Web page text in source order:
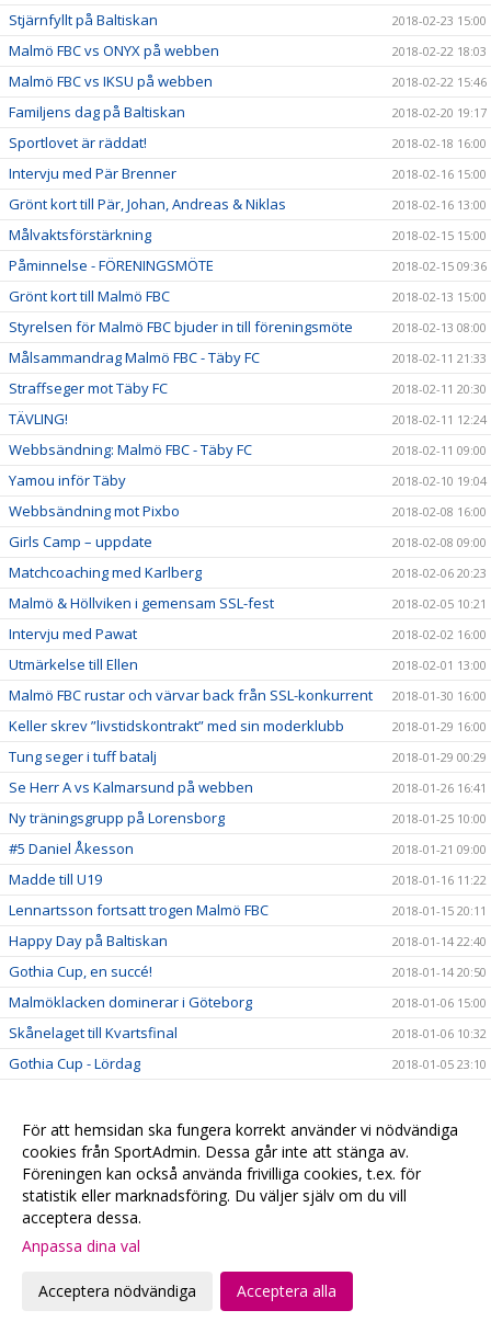
Stjärnfyllt på Baltiskan 2018-02-23 15:00
Malmö FBC vs ONYX på webben 2018-02-22 18:03
Malmö FBC vs IKSU på webben 2018-02-22 15:46
Familjens dag på Baltiskan 2018-02-20 19:17
Sportlovet är räddat! 2018-02-18 16:00
Intervju med Pär Brenner 2018-02-16 15:00
Grönt kort till Pär, Johan, Andreas & Niklas 2018-02-16 13:00
Målvaktsförstärkning 2018-02-15 15:00
Påminnelse - FÖRENINGSMÖTE 2018-02-15 09:36
Grönt kort till Malmö FBC 2018-02-13 15:00
Styrelsen för Malmö FBC bjuder in till föreningsmöte 2018-02-13 08:00
Målsammandrag Malmö FBC - Täby FC 2018-02-11 21:33
Straffseger mot Täby FC 2018-02-11 20:30
TÄVLING! 2018-02-11 12:24
Webbsändning: Malmö FBC - Täby FC 2018-02-11 09:00
Yamou inför Täby 2018-02-10 19:04
Webbsändning mot Pixbo 2018-02-08 16:00
Girls Camp – uppdate 2018-02-08 09:00
Matchcoaching med Karlberg 2018-02-06 20:23
Malmö & Höllviken i gemensam SSL-fest 2018-02-05 10:21
Intervju med Pawat 2018-02-02 16:00
Utmärkelse till Ellen 2018-02-01 13:00
Malmö FBC rustar och värvar back från SSL-konkurrent 2018-01-30 16:00
Keller skrev ”livstidskontrakt” med sin moderklubb 2018-01-29 16:00
Tung seger i tuff batalj 2018-01-29 00:29
Se Herr A vs Kalmarsund på webben 2018-01-26 16:41
Ny träningsgrupp på Lorensborg 2018-01-25 10:00
#5 Daniel Åkesson 2018-01-21 09:00
Madde till U19 2018-01-16 11:22
Lennartsson fortsatt trogen Malmö FBC 2018-01-15 20:11
Happy Day på Baltiskan 2018-01-14 22:40
Gothia Cup, en succé! 2018-01-14 20:50
Malmöklacken dominerar i Göteborg 2018-01-06 15:00
Skånelaget till Kvartsfinal 2018-01-06 10:32
Gothia Cup - Lördag 2018-01-05 23:10
Vinst mot samarbetsklubben Hvidovre 2018-01-05 15:46
Skånelaget 2018-01-04 11:20
Se våra Gothia-lag på webben 2018-01-04 10:24
Följ våra lag på Gothia Cup
#fbcfamiljen goes Gothia
För att hemsidan ska fungera korrekt använder vi nödvändiga
cookies från SportAdmin. Dessa går inte att stänga av.
Föreningen kan också använda frivilliga cookies, t.ex. för
statistik eller marknadsföring. Du väljer själv om du vill
acceptera dessa.
Anpassa dina val
Acceptera nödvändiga Acceptera alla